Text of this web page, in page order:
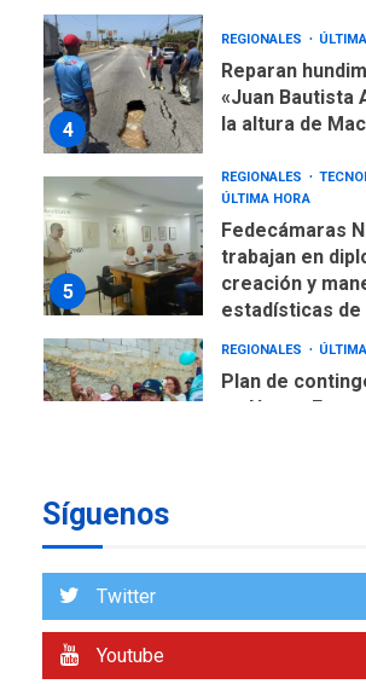
4
REGIONALES
Reparan
«Juan Bautista
la altura de
5
REGIONALES
ÚLTIMA HORA
Fedecámaras
trabajan en
creación y
estadísticas
REGIONALES
Plan de
en Nueva
7
Síguenos
Twitter
Youtube